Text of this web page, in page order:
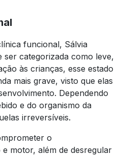
funcional, Sálvia
ser categorizada como leve,
às crianças, esse estado
mais grave, visto que elas
Dependendo
e do organismo da
irreversíveis.
o
motor, além de desregular